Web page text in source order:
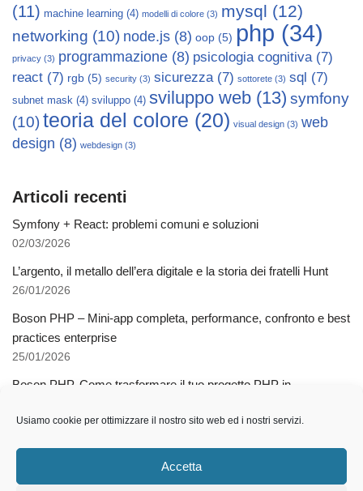
Usiamo cookie per ottimizzare il nostro sito web ed i nostri servizi.
Accetta
(11) machine learning (4) modelli di colore (3) mysql (12)
networking (10) node.js (8) oop (5) php (34)
privacy (3) programmazione (8) psicologia cognitiva(7)
react (7) rgb (5) security (3) sicurezza(7) sottorete (3) sql (7)
subnet mask (4) sviluppo (4) sviluppo web (13) symfony
(10)teoria del colore (20) visual design (3) web
design (8) webdesign (3)
Articoli recenti
Symfony + React: problemi comuni e soluzioni
02/03/2026
L’argento, il metallo dell’era digitale e la storia dei fratelli Hunt
26/01/2026
Boson PHP – Mini-app completa, performance, confronto e best
practices enterprise
25/01/2026
Boson PHP. Come trasformare il tuo progetto PHP in
03/12/2025
Come l’AI libera dalla schiavitù della specializzazione